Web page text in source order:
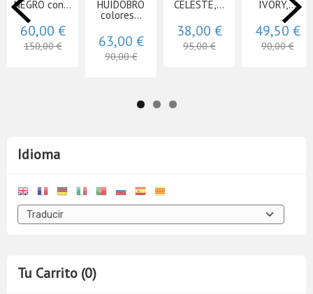
Idioma
Tu Carrito (0)
NEGRO con...
60,00 €
150,00 €
HUIDOBRO
colores...
63,00 €
90,00 €
CELESTE,...
38,00 €
95,00 €
IVORY,...
49,50 €
90,00 €